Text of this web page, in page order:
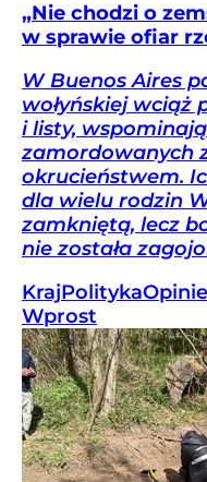
„Nie chodzi o
w sprawie ofiar
W Buenos Aires
wołyńskiej wciąż
i listy,
zamordowanych
okrucieństwem.
dla wielu rodzin
zamkniętą, lecz
nie została
KrajPolityka
Wprost